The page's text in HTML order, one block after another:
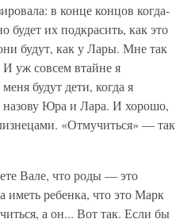
в конце концов когда-
будет их подкрасить, как это
будут, как у Лары. Мне так
И уж совсем втайне я
будут дети, когда я
назову Юра и Лара. И хорошо,
«Отмучиться» — так
Вале, что роды — это
иметь ребенка, что это Марк
а он... Вот так. Если бы